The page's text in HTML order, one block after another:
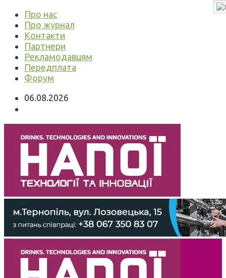
Про нас
Про журнал
Контакти
Партнери
Рекламодавцям
Передплата
Форум
06.08.2026